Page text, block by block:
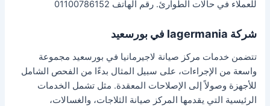
للعملاء في حالات الطوارئ. رقم الهاتف 01100786152
شركة lagermania في بورسعيد
تتضمن خدمات مركز صيانة لاجيرمانيا في بورسعيد مجموعة
واسعة من الإجراءات، على سبيل المثال بدءًا من الفحص الشامل
للأجهزة وصولاً إلى الإصلاحات المعقدة. مثل تشمل الخدمات
الرئيسية التي يقدمها المركز صيانة الثلاجات، والغسالات،